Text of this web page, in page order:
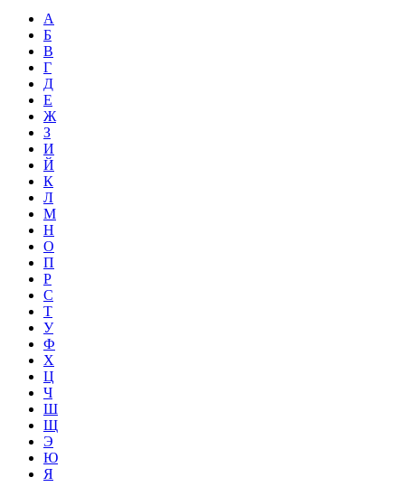
А
Б
В
Г
Д
Е
Ж
З
И
Й
К
Л
М
Н
О
П
Р
С
Т
У
Ф
Х
Ц
Ч
Ш
Щ
Э
Ю
Я